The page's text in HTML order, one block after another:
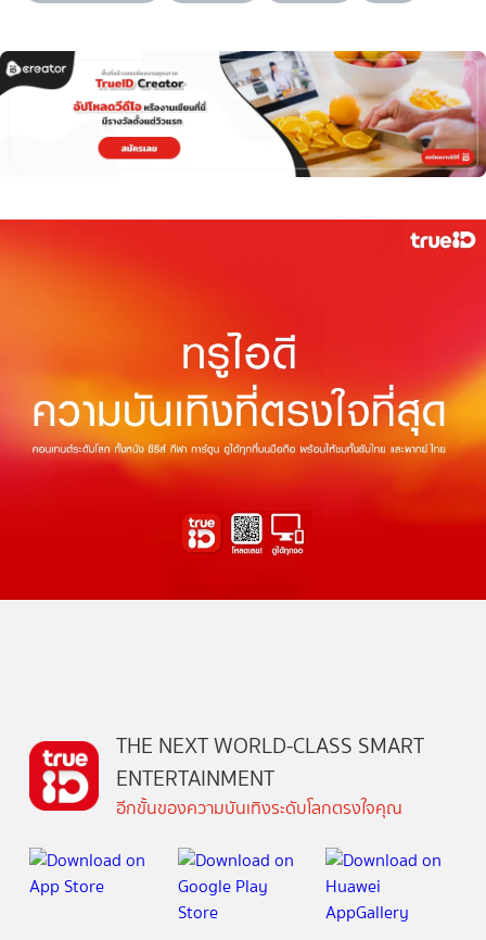
THE NEXT WORLD-CLASS SMART
ENTERTAINMENT
อีกขั้นของความบันเทิงระดับโลกตรงใจคุณ